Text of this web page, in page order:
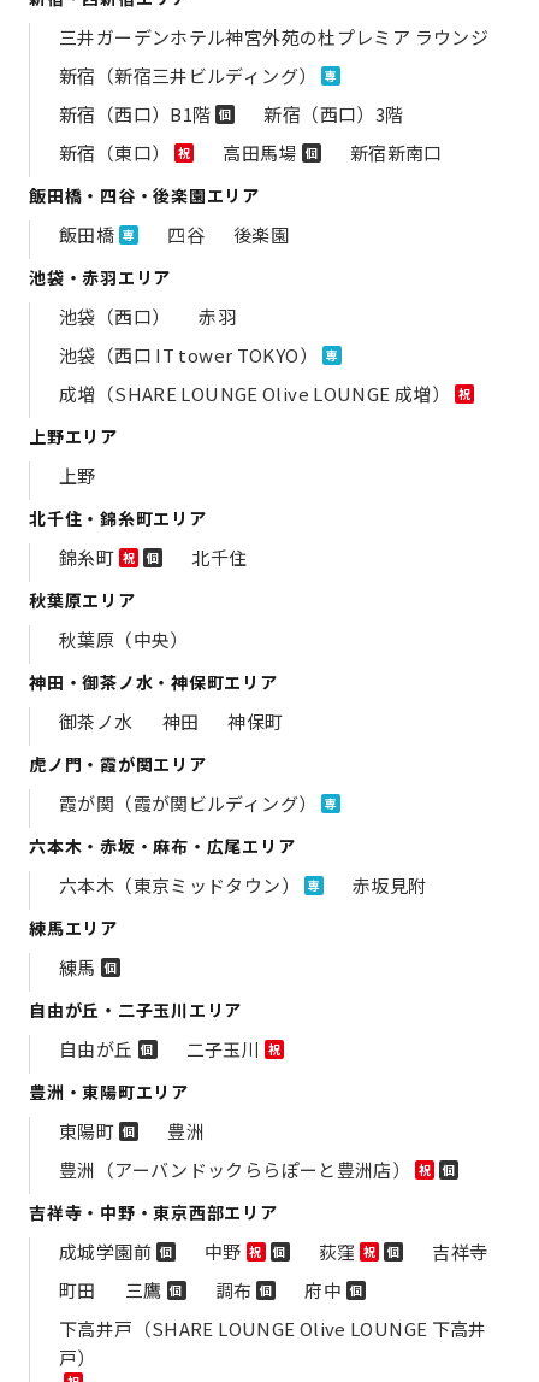
三井ガーデンホテル神宮外苑の​杜プレミア ラウンジ
新宿（新宿三井ビルディング）
専
新宿（西口）B1階 個
新宿（西口）3階
新宿（東口）
祝 高田馬場 個 新宿新南口
飯田橋・四谷・後楽園エリア
飯田橋 専 四谷 後楽園
池袋・赤羽エリア
池袋（西口）
赤羽
池袋（西口 IT tower TOKYO）
専
成増（SHARE LOUNGE Olive LOUNGE 成増） 祝
上野エリア
上野
北千住・錦糸町エリア
錦糸町 祝 個 北千住
秋葉原エリア
秋葉原（中央）
神田・御茶ノ水・神保町エリア
御茶ノ水 神田 神保町
虎ノ門・霞が関エリア
霞が関（霞が関ビルディング） 専
六本木・赤坂・麻布・広尾エリア
六本木（東京ミッドタウン） 専 赤坂見附
練馬エリア
練馬 個
自由が丘・二子玉川エリア
自由が丘 個 二子玉川 祝
豊洲・東陽町エリア
東陽町 個
豊洲
豊洲（アーバンドックららぽーと豊洲店）
祝 個
吉祥寺・中野・東京西部エリア
成城学園前 個 中野 祝 個 荻窪 祝 個
吉祥寺
町田
三鷹 個 調布 個 府中 個
下高井戸（SHARE LOUNGE Olive LOUNGE 下高井
戸）